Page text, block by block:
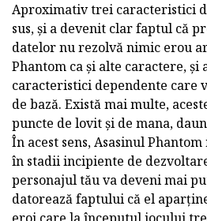
Aproximativ trei caracteristici
sus, și a devenit clar faptul că
datelor nu rezolvă nimic erou
Phantom ca și alte caractere, și
caracteristici dependente care
de bază. Există mai multe,
puncte de lovit și de mana,
În acest sens, Asasinul
în stadii incipiente de
personajul tău va deveni mai
datorează faptului că el